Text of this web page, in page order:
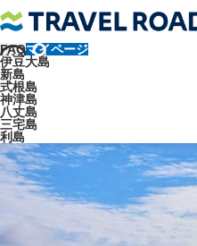
FAQマイページ
伊豆大島
新島
式根島
神津島
八丈島
三宅島
利島
トラベルロード
乙千代ヶ浜（お